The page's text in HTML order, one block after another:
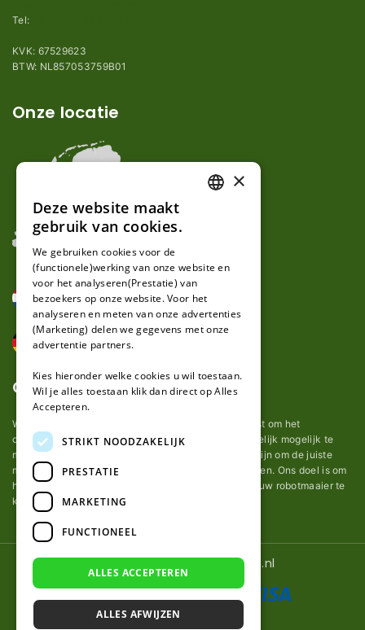
Tel:
KVK: 67529623
BTW: NL857053759B01
Onze locatie
Over ons
Wij van robotmaaier-mesjes.nl doen ons uiterste best om het
onderhoud van robot grasmaaier mesjes zo gemakkelijk mogelijk te
maken. Uit ervaring merkten we hoe lastig het kan zijn om de juiste
messen voor een automatische grasmachine te vinden. Ons doel is om
het u makkelijk te maken om de goede mesjes voor uw robotmaaier te
kopen.
© 2026 Robotmaaier-mesjes.nl
GERMAN
×
Deze website maakt
gebruik van cookies.
We gebruiken cookies voor de
(functionele)werking van onze website en
voor het analyseren(Prestatie) van
bezoekers op onze website. Voor het
analyseren en meten van onze advertenties
(Marketing) delen we gegevens met onze
advertentie partners.
Kies hieronder welke cookies u wil toestaan.
Wil je alles toestaan klik dan direct op Alles
Accepteren.
STRIKT NOODZAKELIJK
PRESTATIE
MARKETING
FUNCTIONEEL
ALLES ACCEPTEREN
ALLES AFWIJZEN